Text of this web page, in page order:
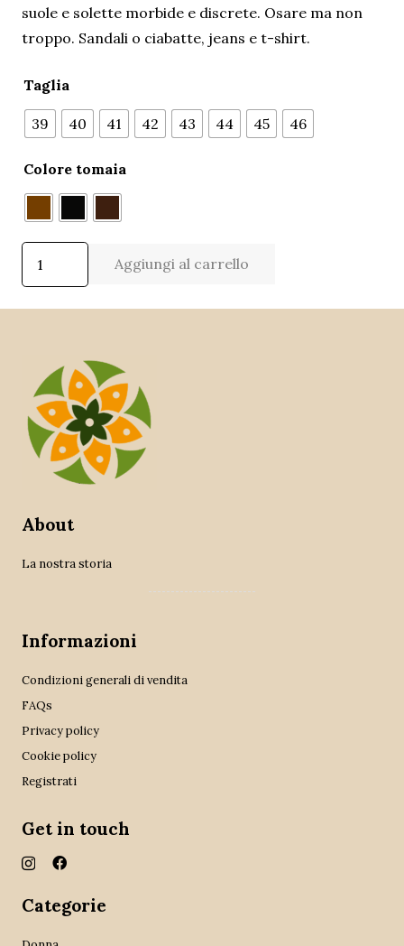
suole e solette morbide e discrete. Osare ma non
troppo. Sandali o ciabatte, jeans e t-shirt.
Taglia
39 40 41 42 43 44 45 46
Colore tomaia
1421
VACCHETTA
quantità
Aggiungi al carrello
About
La nostra storia
Informazioni
Condizioni generali di vendita
FAQs
Privacy policy
Cookie policy
Registrati
Get in touch
Categorie